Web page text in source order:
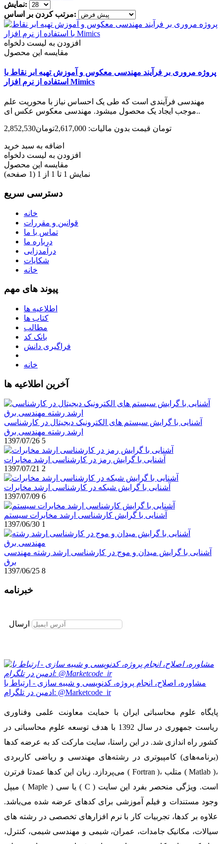
نمایش:
مرتب کردن بر اساس:
افزودن به لیست دلخواه
مقایسه این محصول
پروژه مروری بر فرآیند مهندسی معکوس و آموزش تهیه ابر نقاط با
استفاده از نرم افزار Mimics
مهندسی فرآیندی است که طی یک احساس نیاز با محوریت علم
موجب ایجاد یک محصول می­شود. مهندسی معکوس عکس ای..
2,852,530تومان قیمت بدون مالیات: 2,617,000تومان
اضافه به سبد خرید
افزودن به لیست دلخواه
مقایسه این محصول
نمایش 1 تا 1 از 1 (1 صفحه)
دسترسی سریع
خانه
قوانین و مقررات
تماس با ما
درباره ما
درآمدزایی
شکایات
خانه
پیوند های مهم
اطلاعیه ها
کتاب ها
مطالب
بانک کد
فراگیری دانش
خانه
آخرین اطلاعیه ها
آشنایی با گرایش سیستم های الکترونیک دیجیتال در کارشناسی
ارشد رشته مهندسی برق
1397/07/26 5
آشنایی با گرایش رمز در کارشناسی ارشد مخابرات
1397/07/21 2
آشنایی با گرایش شبکه در کارشناسی ارشد مخابرات
1397/07/09 6
آشنایی با گرایش کارشناسی ارشد مخابرات سیستم
1397/06/30 1
آشنایی با گرایش میدان و موج در کارشناسی ارشد رشته مهندسی
برق
1397/06/25 8
خبرنامه
ارسال
مشاوره، اصلاح، انجام پروژه، کدنویسی و شبیه سازی - ارتباط با
ادمین در تلگرام: @Marketcode_ir
پایگاه علوم محاسباتی ایران با حمایت معاونت علمی وفناوری
ریاست جمهوری در سال 1392 با هدف توسعه علوم محاسباتی در
کشور راه اندازی شد. در این راستا، سایت مارکت کد به عرضه کدها
(برنامه‌های) کامپیوتری در رشته‌های مهندسی و ریاضی کاربردی
می‌پردازد. زبان این کدها عمدتا فرترن ( Fortran )، متلب ( Matlab )،
میپل ( Maple ) یا سی ( C ) است. ویژگی منحصر بفرد این سایت
وجود مستندات و فیلم آموزشی برای کدهای عرضه شده می‌باشد.
علاوه بر کدها، تجربیات کار با نرم افزارهای تخصصی در رشته های
سیالات، مکانیک جامدات، عمران، شیمی و مهندسی شیمی، کنترل،